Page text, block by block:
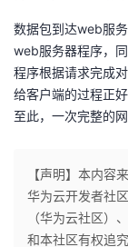
数据包到达web服
web服务器程序，
程序根据请求完成
给客户端的过程正
至此，一次完整的
【声明】本内容
华为云开发者社
（华为云社区）
和本社区有权追